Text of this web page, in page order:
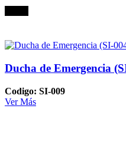
Ducha de Emergencia
Codigo: SI-009
Ver Más